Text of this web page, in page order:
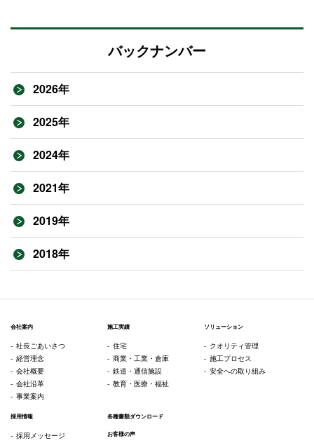
バックナンバー
2026年
2025年
2024年
2021年
2019年
2018年
会社案内
社長ごあいさつ
経営理念
会社概要
会社沿革
事業案内
施工実績
住宅
商業・工業・倉庫
鉄道・通信施設
教育・医療・福祉
ソリューション
クオリティ管理
施工プロセス
安全への取り組み
採用情報
採用メッセージ
各種書類ダウンロード
お客様の声